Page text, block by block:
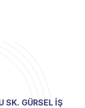
SK. GÜRSEL İŞ